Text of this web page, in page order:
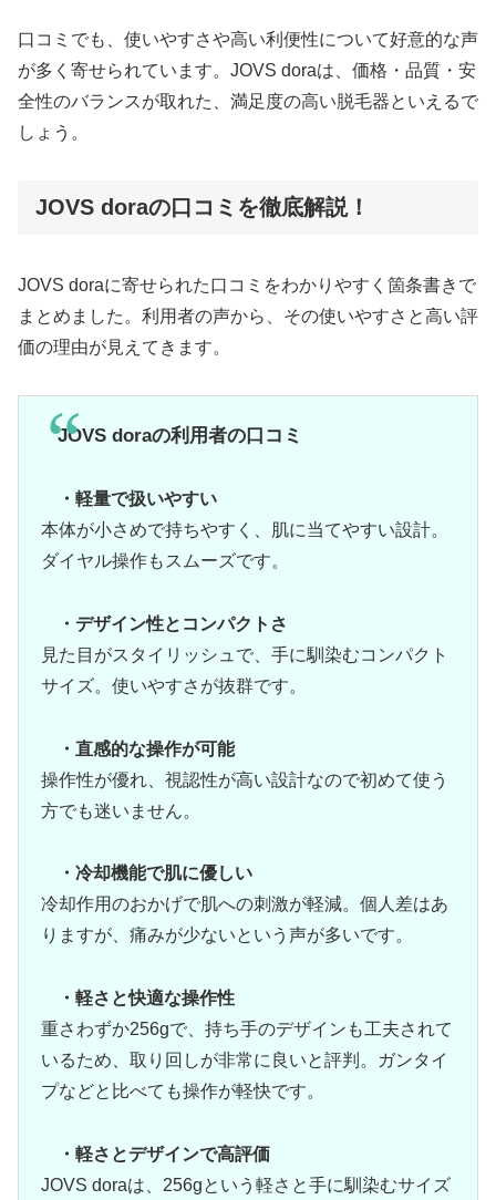
口コミでも、使いやすさや高い利便性について好意的な声
が多く寄せられています。JOVS doraは、価格・品質・安
全性のバランスが取れた、満足度の高い脱毛器といえるで
しょう。
JOVS doraの口コミを徹底解説！
JOVS doraに寄せられた口コミをわかりやすく箇条書きで
まとめました。利用者の声から、その使いやすさと高い評
価の理由が見えてきます。
JOVS doraの利用者の口コミ
・軽量で扱いやすい
本体が小さめで持ちやすく、肌に当てやすい設計。
ダイヤル操作もスムーズです。
・デザイン性とコンパクトさ
見た目がスタイリッシュで、手に馴染むコンパクト
サイズ。使いやすさが抜群です。
・直感的な操作が可能
操作性が優れ、視認性が高い設計なので初めて使う
方でも迷いません。
・冷却機能で肌に優しい
冷却作用のおかげで肌への刺激が軽減。個人差はあ
りますが、痛みが少ないという声が多いです。
・軽さと快適な操作性
重さわずか256gで、持ち手のデザインも工夫されて
いるため、取り回しが非常に良いと評判。ガンタイ
プなどと比べても操作が軽快です。
・軽さとデザインで高評価
JOVS doraは、256gという軽さと手に馴染むサイズ